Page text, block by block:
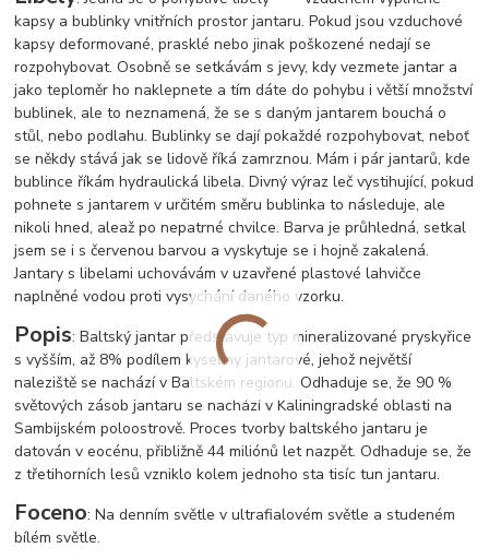
kapsy a bublinky vnitřních prostor jantaru. Pokud jsou vzduchové
kapsy deformované, prasklé nebo jinak poškozené nedají se
rozpohybovat. Osobně se setkávám s jevy, kdy vezmete jantar a
jako teploměr ho naklepnete a tím dáte do pohybu i větší množství
bublinek, ale to neznamená, že se s daným jantarem bouchá o
stůl, nebo podlahu. Bublinky se dají pokaždé rozpohybovat, neboť
se někdy stává jak se lidově říká zamrznou. Mám i pár jantarů, kde
bublince říkám hydraulická libela. Divný výraz leč vystihující, pokud
pohnete s jantarem v určitém směru bublinka to následuje, ale
nikoli hned, aleaž po nepatrné chvilce. Barva je průhledná, setkal
jsem se i s červenou barvou a vyskytuje se i hojně zakalená.
Jantary s libelami uchovávám v uzavřené plastové lahvičce
naplněné vodou proti vysychání daného vzorku.
Popis: Baltský jantar představuje typ mineralizované pryskyřice
s vyšším, až 8% podílem kyseliny jantarové, jehož největší
naleziště se nachází v Baltském regionu. Odhaduje se, že 90 %
světových zásob jantaru se nachází v Kaliningradské oblasti na
Sambijském poloostrově. Proces tvorby baltského jantaru je
datován v eocénu, přibližně 44 miliónů let nazpět. Odhaduje se, že
z třetihorních lesů vzniklo kolem jednoho sta tisíc tun jantaru.
Foceno: Na denním světle v ultrafialovém světle a studeném
bílém světle.